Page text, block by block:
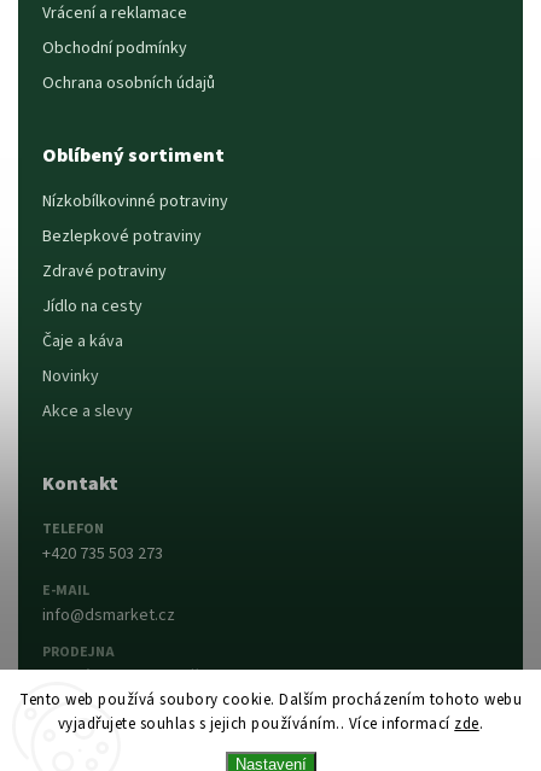
Tento web používá soubory cookie. Dalším procházením tohoto webu
vyjadřujete souhlas s jejich používáním.. Více informací zde.
Nastavení
Vrácení a reklamace
Obchodní podmínky
Ochrana osobních údajů
Oblíbený sortiment
Nízkobílkovinné potraviny
Bezlepkové potraviny
Zdravé potraviny
Jídlo na cesty
Čaje a káva
Novinky
Akce a slevy
Kontakt
TELEFON
+420 735 503 273
E-MAIL
info@dsmarket.cz
PRODEJNA
Dlouhá 90, 763 15 Slušovice
Napsat nám Prodejna a otevírací doba